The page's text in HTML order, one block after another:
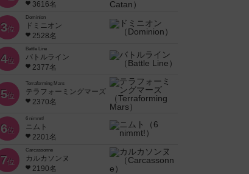
3616名
3位
Dominion
ドミニオン
2528名
4位
Battle Line
バトルライン
2377名
5位
Terraforming Mars
テラフォーミングマーズ
2370名
6位
6 nimmt!
ニムト
2201名
7位
Carcassonne
カルカソンヌ
2190名